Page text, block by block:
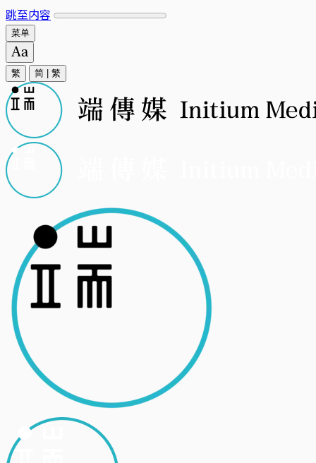
跳至内容
菜单
繁 简 繁